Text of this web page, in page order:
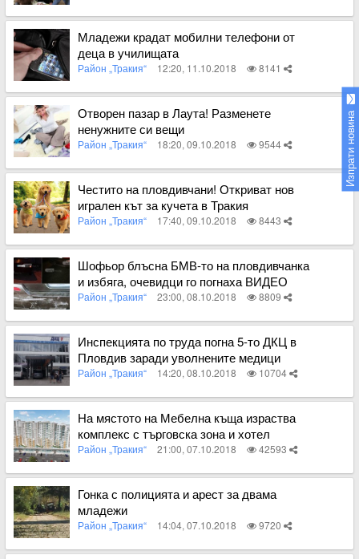
Вижте пълното съдържание
Младежи крадат мобилни телефони от
деца в училищата
Район „Тракия“ 12:20, 11.10.2018 8141
Вижте пълното съдържание
Отворен пазар в Лаута! Разменете
ненужните си вещи
Район „Тракия“ 18:20, 09.10.2018 9544
Вижте пълното съдържание
Честито на пловдивчани! Откриват нов
игрален кът за кучета в Тракия
Район „Тракия“ 17:40, 09.10.2018 8443
Вижте пълното съдържание
Шофьор блъсна БМВ-то на пловдивчанка
и избяга, очевидци го погнаха ВИДЕО
Район „Тракия“ 23:00, 08.10.2018 8809
Вижте пълното съдържание
Инспекцията по труда погна 5-то ДКЦ в
Пловдив заради уволнените медици
Район „Тракия“ 14:20, 08.10.2018 10704
Вижте пълното съдържание
На мястото на Мебелна къща израства
комплекс с търговска зона и хотел
СНИМКИ
Район „Тракия“ 21:00, 07.10.2018 42593
Вижте пълното съдържание
Гонка с полицията и арест за двама
младежи
Район „Тракия“ 14:04, 07.10.2018 9720
Вижте пълното съдържание
Изпрати новина